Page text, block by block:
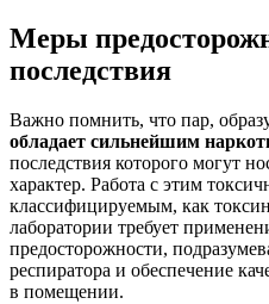
Меры
последствия
Важно помнить, что пар,
обладает сильнейшим
последствия которого могут
характер. Работа с этим
классифицируемым, как
лаборатории требует
предосторожности,
респиратора и обеспечение
в помещении.